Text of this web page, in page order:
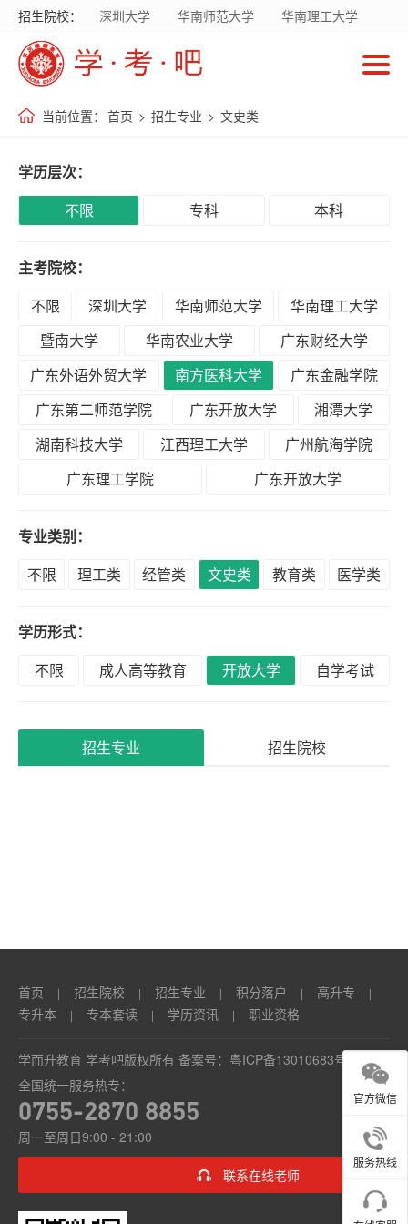
招生院校： 深圳大学 华南师范大学
华南理工大学
暨南大学
华南农业大学
广东外语外贸大学
南方医科大学
学
当前位置： 首页 > 招生专业 > 文史类
学历层次：
不限
专科 本科
主考院校：
不限
深圳大学 华南师范大学
华南理工大学
暨南大学
华南农业大学
广东财经大学
广东外语外贸大学
南方医科大学
广东金融学院
广东第二师范学院
广东开放大学
湘潭大学
湖南科技大学
江西理工大学
广州航海学院
广东理工学院
广东开放大学
专业类别：
不限
理工类 经管类 文史类 教育类 医学类
学历形式：
不限
成人高等教育 开放大学 自学考试
招生专业 招生院校
首页 | 招生院校 | 招生专业 | 积分落户 | 高升专 |
专升本 | 专本套读 | 学历资讯 | 职业资格
学而升教育 学考吧版权所有 备案号： 粤ICP备13010683号
全国统一服务热专：
0755-2870 8855
周一至周日9:00 - 21:00
联系在线老师
官方微信
服务热线